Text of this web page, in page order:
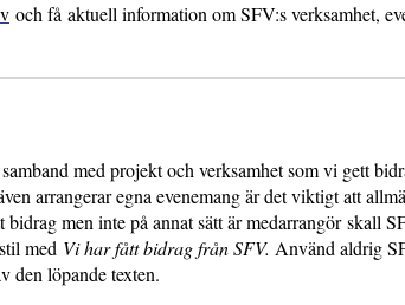
och få aktuell information om SFV:s verksamhet,
med projekt och verksamhet som vi gett
arrangerar egna evenemang är det viktigt att
men inte på annat sätt är medarrangör skall
med Vi har fått bidrag från SFV. Använd aldrig
den löpande texten.